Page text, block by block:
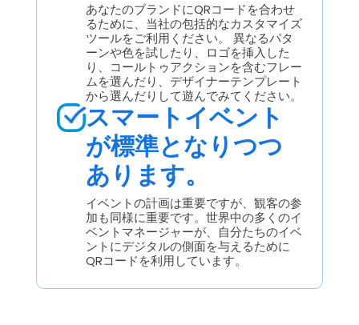
あなたのブランドにQRコードを合わせ
るために、当社の包括的なカスタマイズ
ツールをご利用ください。 異なるパタ
ーンや色を試したり、ロゴを挿入した
り、コールトゥアクションを含むフレー
ムを選んだり、デザイナーテンプレート
から選んだりして遊んでみてください。
スマートイベント
が標準となりつつ
あります。
イベントの計画は重要ですが、観客の参
加も同様に重要です。世界中の多くのイ
ベントマネージャーが、自分たちのイベ
ントにデジタルの側面を与えるために
QRコードを利用しています。